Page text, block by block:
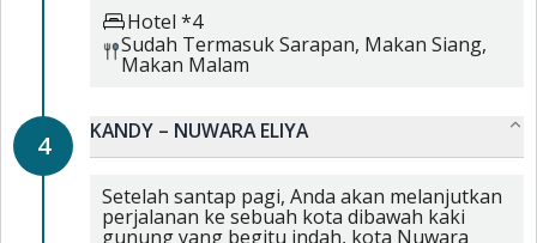
Hotel *4
Sudah TermasukSarapan, Makan Siang,
Makan Malam
4 KANDY – NUWARA ELIYA
Setelah santap pagi, Anda akan melanjutkan
perjalanan ke sebuah kota dibawah kaki
gunung yang begitu indah, kota Nuwara